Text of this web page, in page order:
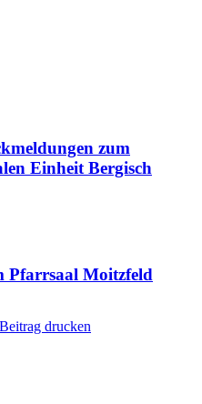
zum
Einheit Bergisch
Pfarrsaal Moitzfeld
drucken